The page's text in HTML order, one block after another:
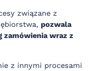
związane z
pozwala
zamówienia wraz z
z innymi procesami